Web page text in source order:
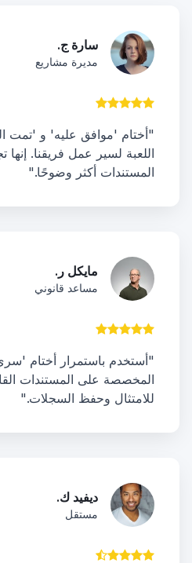
سارة ج.
مديرة مشاريع
"أختام 'موافق عليه' و 'تمت
اللعبة لسير عمل فريقنا. إنها
المستندات أكثر وضوحًا."
مايكل ر.
مساعد قانوني
"أستخدم باستمرار أختام 'سري'
المخصصة على المستندات
للامتثال وحفظ السجلات."
ديفيد ك.
مستقل